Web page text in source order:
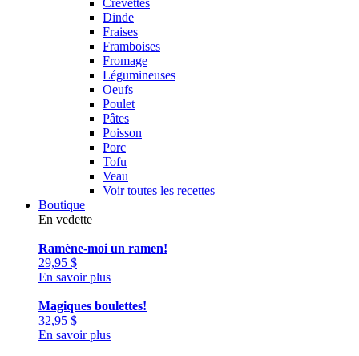
Crevettes
Dinde
Fraises
Framboises
Fromage
Légumineuses
Oeufs
Poulet
Pâtes
Poisson
Porc
Tofu
Veau
Voir toutes les recettes
Boutique
En vedette
Ramène-moi un ramen!
29,95 $
En savoir plus
Magiques boulettes!
32,95 $
En savoir plus